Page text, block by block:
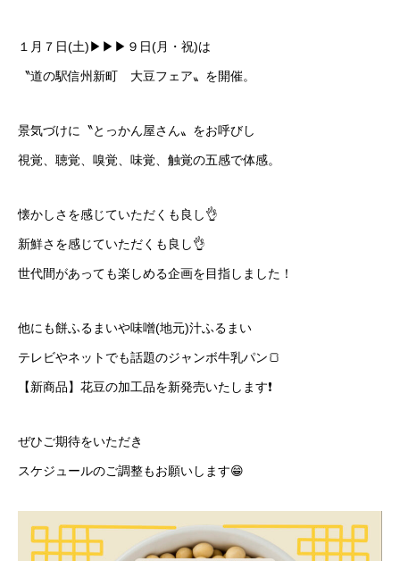
１月７日(土)▶︎▶︎▶︎９日(月・祝)は
〝道の駅信州新町 大豆フェア〟を開催。
景気づけに〝とっかん屋さん〟をお呼びし
視覚、聴覚、嗅覚、味覚、触覚の五感で体感。
懐かしさを感じていただくも良し👌
新鮮さを感じていただくも良し👌
世代間があっても楽しめる企画を目指しました！
他にも餅ふるまいや味噌(地元)汁ふるまい
テレビやネットでも話題のジャンボ牛乳パン🍞
【新商品】花豆の加工品を新発売いたします❗️
ぜひご期待をいただき
スケジュールのご調整もお願いします😁